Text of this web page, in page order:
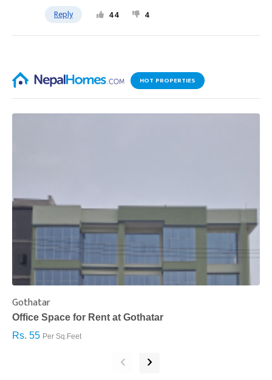
Reply 44 4
HOT PROPERTIES
Gothatar
Office Space for Rent at Gothatar
Rs. 55 Per Sq.Feet
‹ ›